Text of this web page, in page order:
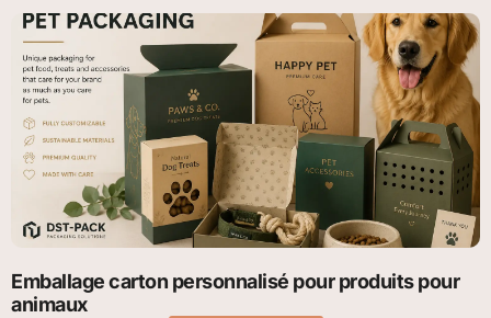
Emballage carton personnalisé pour produits pour
animaux